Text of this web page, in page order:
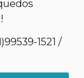
1521 /